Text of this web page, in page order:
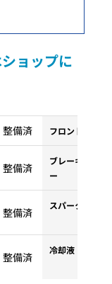
ョップに
整備済 フロントタイヤ
整備済
ブレーキパッド
ー
整備済
スパークプラグ
整備済
冷却液・クーラ